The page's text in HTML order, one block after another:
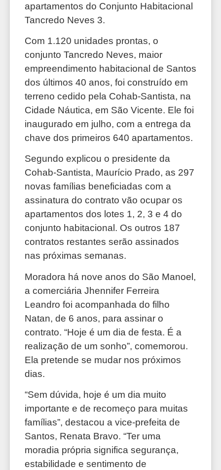
apartamentos do Conjunto Habitacional
Tancredo Neves 3.
Com 1.120 unidades prontas, o
conjunto Tancredo Neves, maior
empreendimento habitacional de Santos
dos últimos 40 anos, foi construído em
terreno cedido pela Cohab-Santista, na
Cidade Náutica, em São Vicente. Ele foi
inaugurado em julho, com a entrega da
chave dos primeiros 640 apartamentos.
Segundo explicou o presidente da
Cohab-Santista, Maurício Prado, as 297
novas famílias beneficiadas com a
assinatura do contrato vão ocupar os
apartamentos dos lotes 1, 2, 3 e 4 do
conjunto habitacional. Os outros 187
contratos restantes serão assinados
nas próximas semanas.
Moradora há nove anos do São Manoel,
a comerciária Jhennifer Ferreira
Leandro foi acompanhada do filho
Natan, de 6 anos, para assinar o
contrato. “Hoje é um dia de festa. É a
realização de um sonho”, comemorou.
Ela pretende se mudar nos próximos
dias.
“Sem dúvida, hoje é um dia muito
importante e de recomeço para muitas
famílias”, destacou a vice-prefeita de
Santos, Renata Bravo. “Ter uma
moradia própria significa segurança,
estabilidade e sentimento de